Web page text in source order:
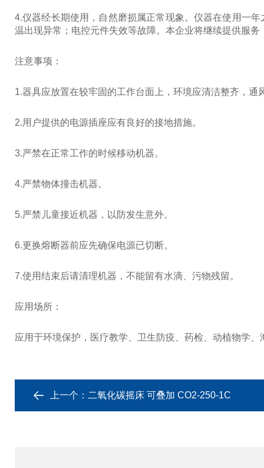
4.仪器经长期使用，自然磨损属正常现象。仪器在使用一
温出现异常；电控元件失效等故障。本企业将继续提供服
注意事项：
1.器具应放置在较牢固的工作台面上，环境应清洁整齐
2.用户提供的电源插座应有良好的接地措施。
3.严禁在正常工作的时候移动机器。
4.严禁物体撞击机器。
5.严禁儿童接近机器，以防发生意外。
6.更换熔断器前应先确保电源已切断。
7.使用结束后请清理机器，不能留有水滴、污物残留。
应用场所：
应用于环境保护，医疗教学、卫生防疫、药检、动植物学
上一个： 二氧化碳摇床 可叠加 CO2-250-1C